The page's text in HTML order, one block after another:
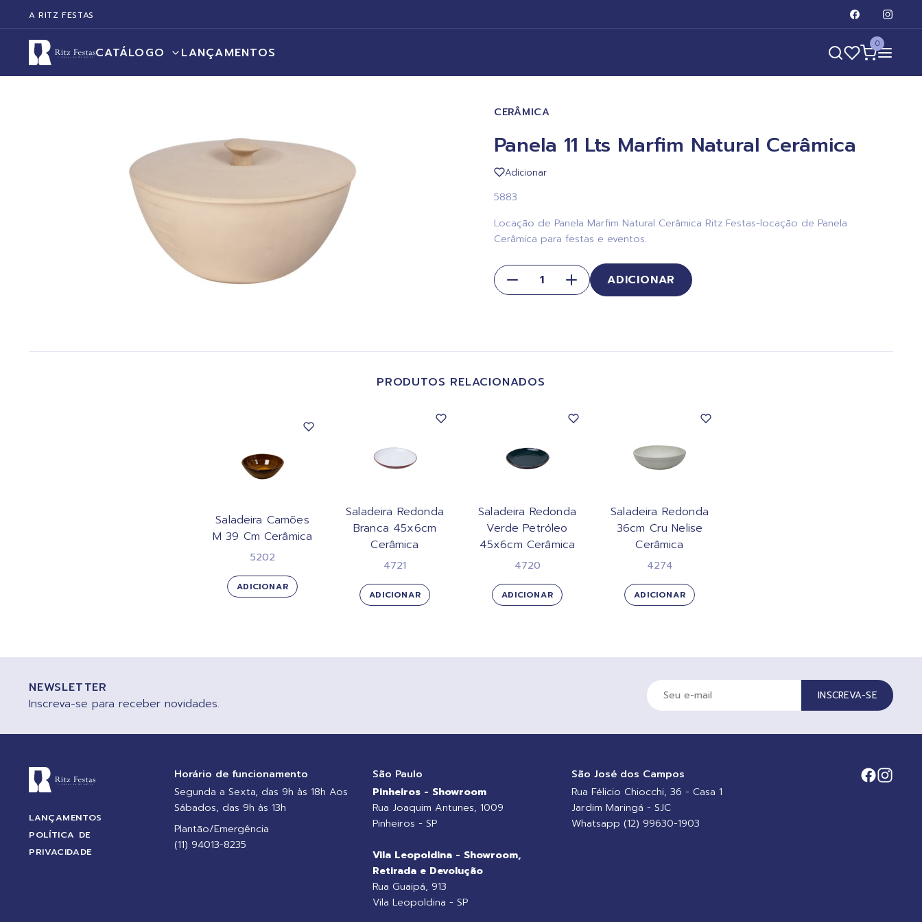
A RITZ FESTAS
CATÁLOGO LANÇAMENTOS
0
CERÂMICA
Panela 11 Lts Marfim Natural Cerâmica
Adicionar
5883
Locação de Panela Marfim Natural Cerâmica Ritz Festas-locação de Panela
Cerâmica para festas e eventos.
ADICIONAR
PRODUTOS RELACIONADOS
Saladeira Camões
M 39 Cm Cerâmica
5202
ADICIONAR
Saladeira Redonda
Branca 45x6cm
Cerâmica
4721
ADICIONAR
Saladeira Redonda
Verde Petróleo
45x6cm Cerâmica
4720
ADICIONAR
Saladeira Redonda
36cm Cru Nelise
Cerâmica
4274
ADICIONAR
NEWSLETTER
Inscreva-se para receber novidades.
INSCREVA-SE
LANÇAMENTOS
POLÍTICA DE
PRIVACIDADE
Horário de funcionamento
Segunda a Sexta, das 9h às 18h Aos
Sábados, das 9h às 13h
Plantão/Emergência
(11) 94013-8235
São Paulo
Pinheiros - Showroom
Rua Joaquim Antunes, 1009
Pinheiros - SP
Vila Leopoldina - Showroom,
Retirada e Devolução
Rua Guaipá, 913
Vila Leopoldina - SP
São José dos Campos
Rua Félicio Chiocchi, 36 - Casa 1
Jardim Maringá - SJC
Whatsapp (12) 99630-1903